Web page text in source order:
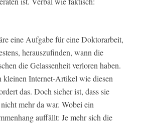
eine Aufgabe für eine Doktorarbeit,
herauszufinden, wann die
die Gelassenheit verloren haben.
kleinen Internet-Artikel wie diesen
das. Doch sicher ist, dass sie
mehr da war. Wobei ein
auffällt: Je mehr sich die